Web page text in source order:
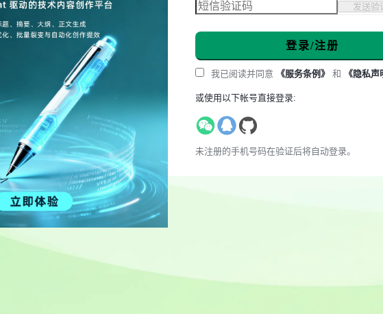
发送验
登录/注册
我已阅读并同意 《服务条例》 和 《隐私声
或使用以下帐号直接登录:
未注册的手机号码在验证后将自动登录。